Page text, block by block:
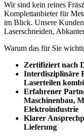
Wir sind kein reines
Komplettanbieter für
im Blick. Unsere
Laserschneiden,
Warum das für Sie
Zertifiziert nach
Interdisziplinäre
Laserteilen
Erfahrener
Maschinenbau,
Elektroindustrie
Klarer
Lieferung